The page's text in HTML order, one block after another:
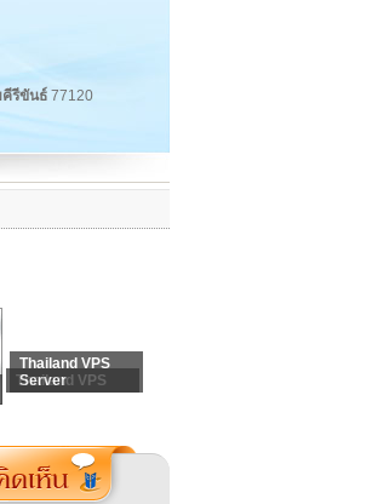
คีรีขันธ์ 77120
Thailand VPS
Thailand VPS
Server